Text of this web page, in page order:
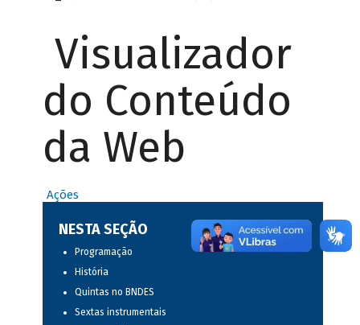
Visualizador
do Conteúdo
da Web
Ações
NESTA SEÇÃO
Programação
História
Quintas no BNDES
Sextas instrumentais